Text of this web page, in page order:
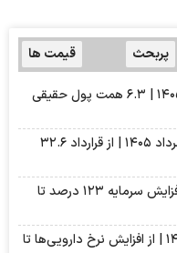
پربحث قیمت ها
پیش بینی بورس امروز شنبه ۱۷ مرداد ۱۴۰۵ | ۶.۳ همت پول حقیقی
مهم‌ترین اخبار کدال تا امروز جمعه ۱۶ مرداد ۱۴۰۵ | از قرارداد ۳۲.۶
افزایش سرمایه‌های جدید بورسی؛ ثبت افزایش سرمایه ۱۲۳ درصد تا
اخبار مهم بورس فردا شنبه ۱۷ مرداد ۱۴۰۵ | از افزایش نرخ دارویی‌ها تا